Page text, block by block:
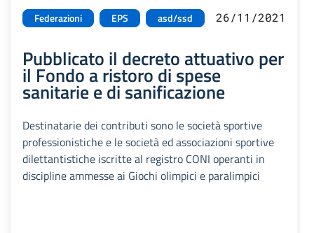
Federazioni EPS asd/ssd 26/11/2021
Pubblicato il decreto attuativo per
il Fondo a ristoro di spese
sanitarie e di sanificazione
Destinatarie dei contributi sono le società sportive
professionistiche e le società ed associazioni sportive
dilettantistiche iscritte al registro CONI operanti in
discipline ammesse ai Giochi olimpici e paralimpici